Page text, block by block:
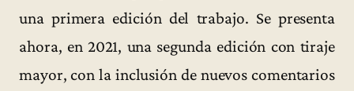
una primera edición del trabajo. Se presenta
ahora, en 2021, una segunda edición con tiraje
mayor, con la inclusión de nuevos comentarios